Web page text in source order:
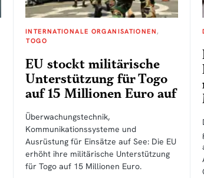
INTERNATIONALE ORGANISATIONEN
TOGO
EU stockt militärische
Unterstützung für Togo
auf 15 Millionen Euro auf
Überwachungstechnik,
Kommunikationssysteme und
Ausrüstung für Einsätze auf See: Die EU
erhöht ihre militärische Unterstützung
für Togo auf 15 Millionen Euro.